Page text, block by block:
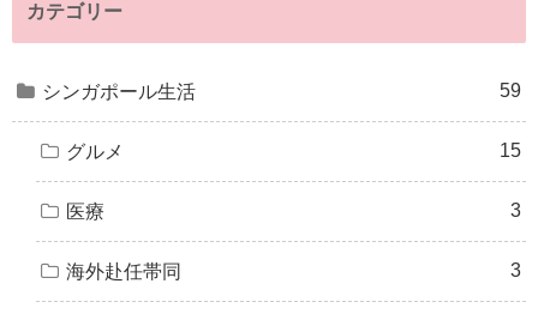
カテゴリー
シンガポール生活 59
グルメ 15
医療 3
海外赴任帯同 3